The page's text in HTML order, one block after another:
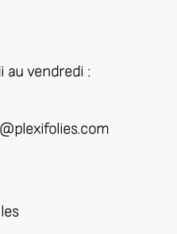
au vendredi :